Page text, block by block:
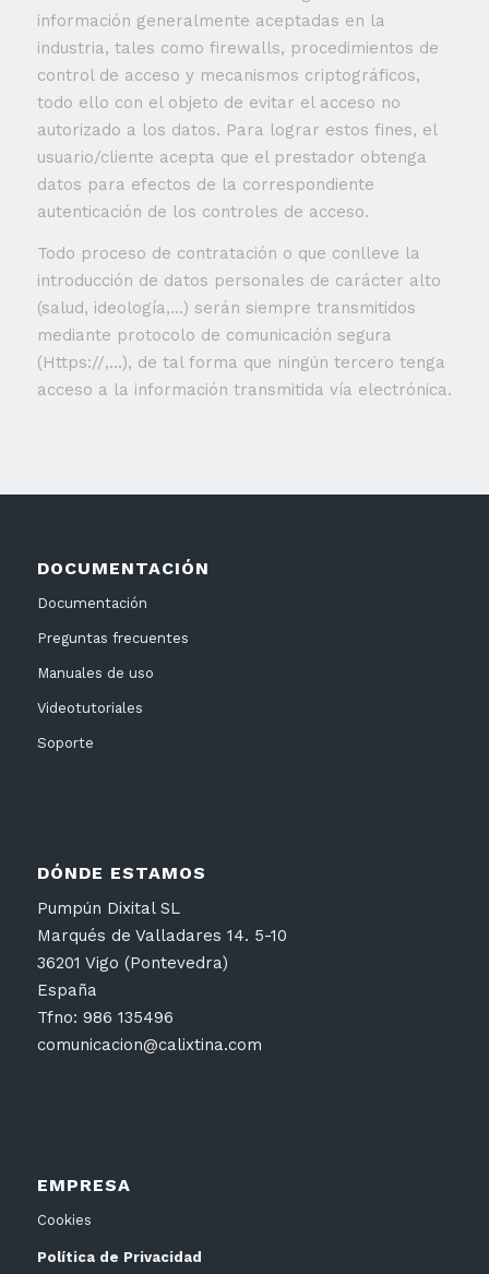
información generalmente aceptadas en la
industria, tales como firewalls, procedimientos de
control de acceso y mecanismos criptográficos,
todo ello con el objeto de evitar el acceso no
autorizado a los datos. Para lograr estos fines, el
usuario/cliente acepta que el prestador obtenga
datos para efectos de la correspondiente
autenticación de los controles de acceso.
Todo proceso de contratación o que conlleve la
introducción de datos personales de carácter alto
(salud, ideología,…) serán siempre transmitidos
mediante protocolo de comunicación segura
(Https://,…), de tal forma que ningún tercero tenga
acceso a la información transmitida vía electrónica.
DOCUMENTACIÓN
Documentación
Preguntas frecuentes
Manuales de uso
Videotutoriales
Soporte
DÓNDE ESTAMOS
Pumpún Dixital SL
Marqués de Valladares 14. 5-10
36201 Vigo (Pontevedra)
España
Tfno: 986 135496
comunicacion@calixtina.com
EMPRESA
Cookies
Política de Privacidad